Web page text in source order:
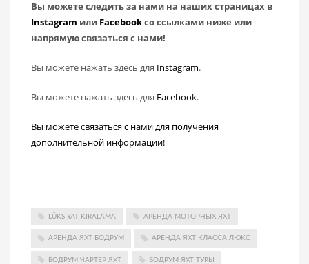
Вы можете следить за нами на наших страницах в
Instagram или Facebookсо ссылками ниже или
напрямую связаться с нами!
Вы можете нажать здесь для Instagram.
Вы можете нажать здесь для Facebook.
Вы можете связаться с нами для получения
дополнительной информации!
LÜKS YAT KIRALAMA АРЕНДА МОТОРНЫХ ЯХТ
АРЕНДА ЯХТ БОДРУМ АРЕНДА ЯХТ КЛАССА ЛЮКС
БОДРУМ ЧАРТЕР ЯХТ БОДРУМ ЯХТ ТУРЫ